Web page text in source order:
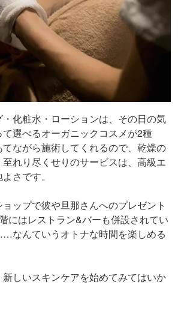
化粧水・ローションは、その日の気
選べるオーガニックコスメが2種
ながら施術してくれるので、乾燥の
れり尽くせりのサービスは、高級エ
さです。
ップで彼や旦那さんへのプレゼント
にはレストラン&バーも併設されてい
なんていうオトナな時間を楽しめる
しいスキンケアを始めてみてはいか